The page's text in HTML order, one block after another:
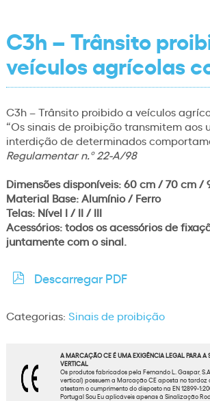
C3h – Trânsito
veículos agrícolas
C3h – Trânsito proibido a veículos
“Os sinais de proibição transmitem aos
interdição de determinados
Regulamentar n.º 22-A/98
Dimensões disponíveis: 60 cm / 70 cm /
Material Base: Alumínio / Ferro
Telas: Nível I / II / III
Acessórios: todos os acessórios de
juntamente com o sinal.
Descarregar PDF
Categorias: Sinais de proibição
A MARCAÇÃO CE É UMA EXIGÊNCIA LEGAL PARA A
VERTICAL
Os produtos fabricados pela Fernando L. Gaspar,
vertical) possuem a Marcação CE aposta no tardoz
atestam o cumprimento do disposto na EN 12899-
Portugal Sou Eu aplicáveis apenas à Sinalização